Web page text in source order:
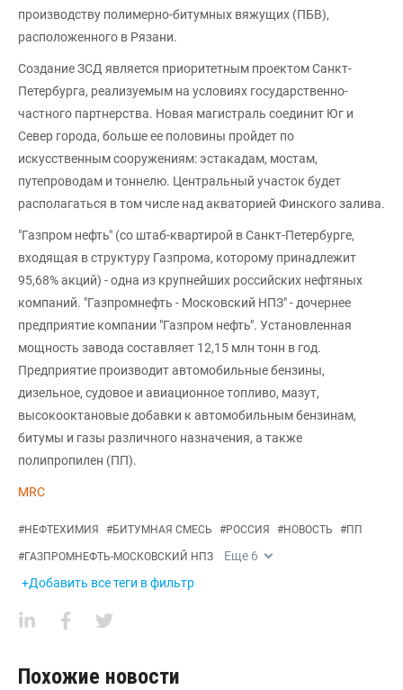
производству полимерно-битумных вяжущих (ПБВ),
расположенного в Рязани.
Создание ЗСД является приоритетным проектом Санкт-
Петербурга, реализуемым на условиях государственно-
частного партнерства. Новая магистраль соединит Юг и
Север города, больше ее половины пройдет по
искусственным сооружениям: эстакадам, мостам,
путепроводам и тоннелю. Центральный участок будет
располагаться в том числе над акваторией Финского залива.
"Газпром нефть" (со штаб-квартирой в Санкт-Петербурге,
входящая в структуру Газпрома, которому принадлежит
95,68% акций) - одна из крупнейших российских нефтяных
компаний. "Газпромнефть - Московский НПЗ" - дочернее
предприятие компании "Газпром нефть". Установленная
мощность завода составляет 12,15 млн тонн в год.
Предприятие производит автомобильные бензины,
дизельное, судовое и авиационное топливо, мазут,
высокооктановые добавки к автомобильным бензинам,
битумы и газы различного назначения, а также
полипропилен (ПП).
MRC
#НЕФТЕХИМИЯ #БИТУМНАЯ СМЕСЬ #РОССИЯ #НОВОСТЬ #ПП
#ГАЗПРОМНЕФТЬ-МОСКОВСКИЙ НПЗ Еще 6
+Добавить все теги в фильтр
Похожие новости